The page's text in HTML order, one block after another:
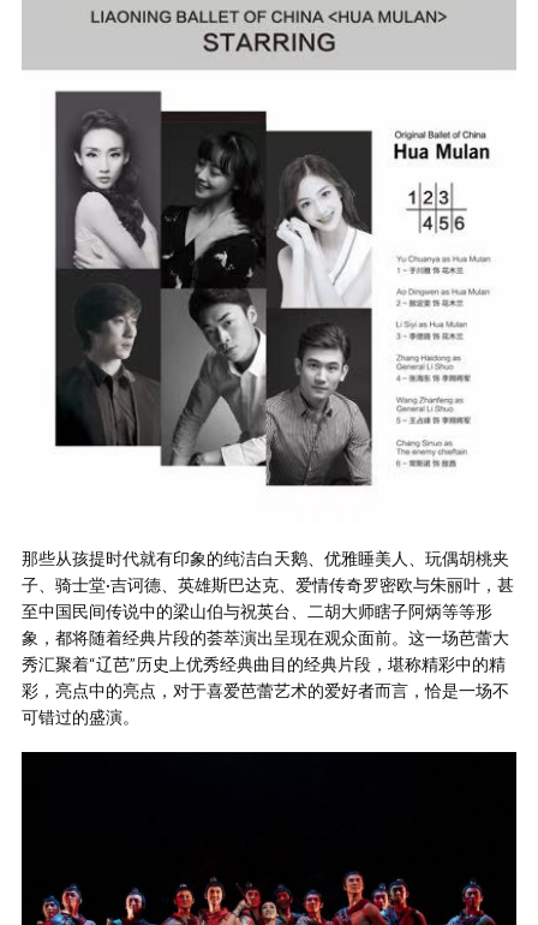
那些从孩提时代就有印象的纯洁白天鹅、优雅睡美人、玩偶胡桃夹
子、骑士堂·吉诃德、英雄斯巴达克、爱情传奇罗密欧与朱丽叶，甚
至中国民间传说中的梁山伯与祝英台、二胡大师瞎子阿炳等等形
象，都将随着经典片段的荟萃演出呈现在观众面前。这一场芭蕾大
秀汇聚着“辽芭”历史上优秀经典曲目的经典片段，堪称精彩中的精
彩，亮点中的亮点，对于喜爱芭蕾艺术的爱好者而言，恰是一场不
可错过的盛演。